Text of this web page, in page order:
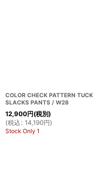
COLOR CHECK PATTERN TUCK
SLACKS PANTS / W28
12,900円(税別)
(税込: 14,190円)
Stock Only 1